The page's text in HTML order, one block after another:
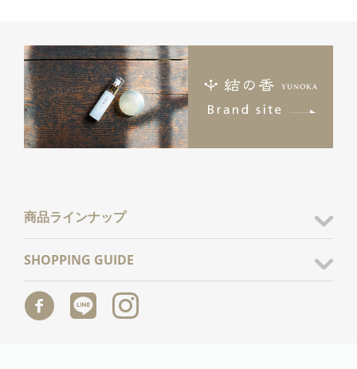
商品ラインナップ
SHOPPING GUIDE